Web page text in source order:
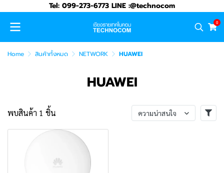
Tel: 099-273-6773 LINE :@technocom
0
Home สินค้าทั้งหมด NETWORK HUAWEI
HUAWEI
พบสินค้า 1 ชิ้น ความน่าสนใจ